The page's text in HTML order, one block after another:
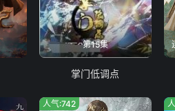
第15集
掌门低调点
人气:742